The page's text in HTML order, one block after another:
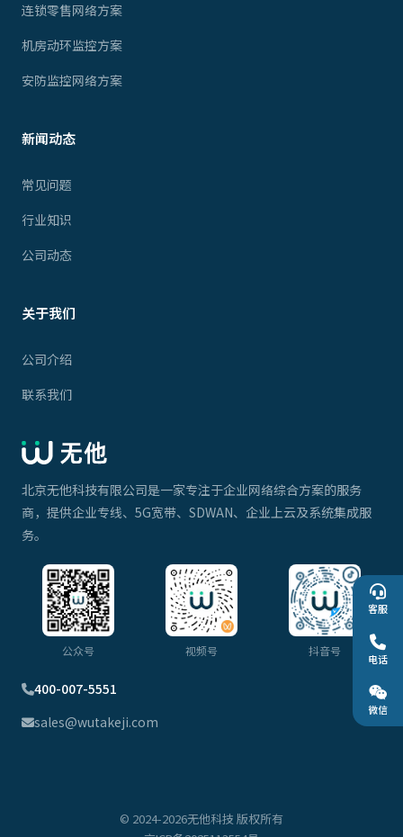
连锁零售网络方案
机房动环监控方案
安防监控网络方案
新闻动态
常见问题
行业知识
公司动态
关于我们
公司介绍
联系我们
北京无他科技有限公司是一家专注于企业网络综合方案的服务
商，提供企业专线、5G宽带、SDWAN、企业上云及系统集成服
务。
公众号 视频号 抖音号
400-007-5551
sales@wutakeji.com
© 2024-2026无他科技 版权所有
客服
电话
微信